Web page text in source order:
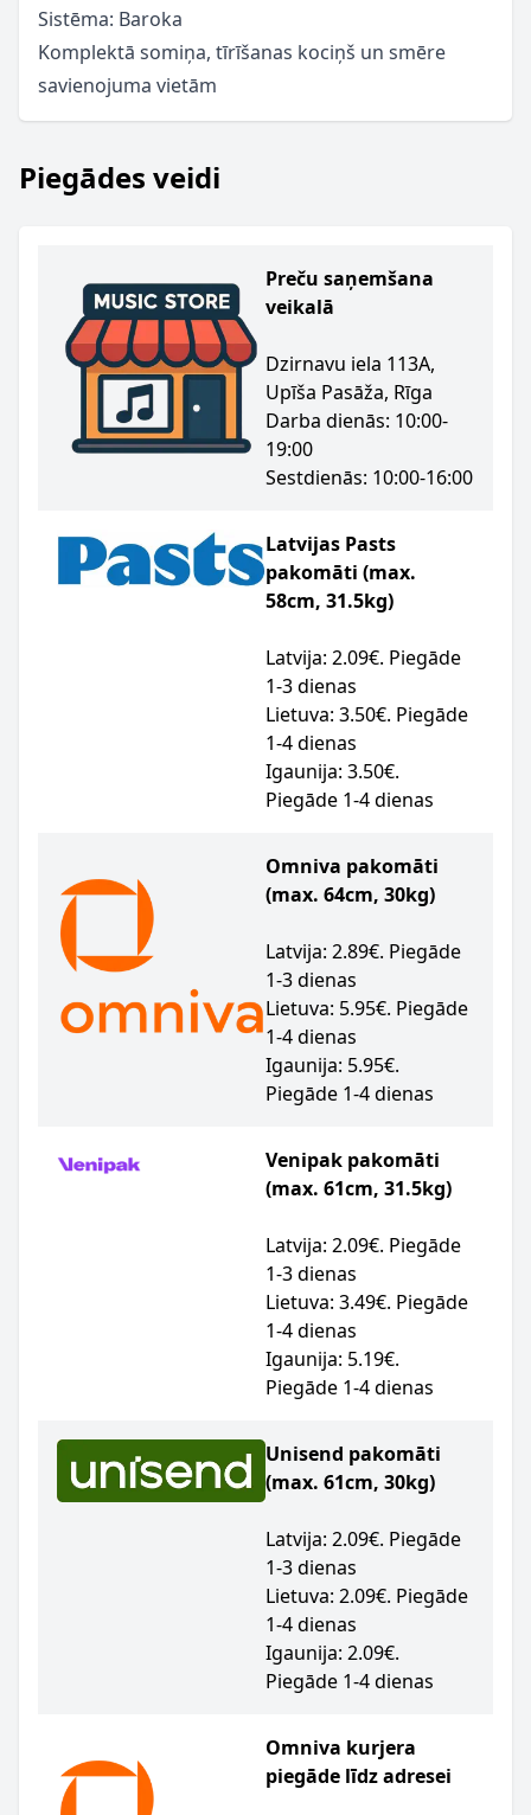
Sistēma: Baroka
Komplektā somiņa, tīrīšanas kociņš un smēre
savienojuma vietām
Piegādes veidi
Preču saņemšana
veikalā
Dzirnavu iela 113A,
Upīša Pasāža, Rīga
Darba dienās: 10:00-
19:00
Sestdienās: 10:00-16:00
Latvijas Pasts
pakomāti (max.
58cm, 31.5kg)
Latvija: 2.09€. Piegāde
1-3 dienas
Lietuva: 3.50€. Piegāde
1-4 dienas
Igaunija: 3.50€.
Piegāde 1-4 dienas
Omniva pakomāti
(max. 64cm, 30kg)
Latvija: 2.89€. Piegāde
1-3 dienas
Lietuva: 5.95€. Piegāde
1-4 dienas
Igaunija: 5.95€.
Piegāde 1-4 dienas
Venipak pakomāti
(max. 61cm, 31.5kg)
Latvija: 2.09€. Piegāde
1-3 dienas
Lietuva: 3.49€. Piegāde
1-4 dienas
Igaunija: 5.19€.
Piegāde 1-4 dienas
Unisend pakomāti
(max. 61cm, 30kg)
Latvija: 2.09€. Piegāde
1-3 dienas
Lietuva: 2.09€. Piegāde
1-4 dienas
Igaunija: 2.09€.
Piegāde 1-4 dienas
Omniva kurjera
piegāde līdz adresei